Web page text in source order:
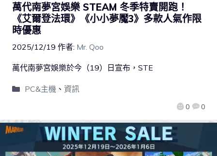
萬代南夢宮娛樂 STEAM 冬季特賣開跑！
《艾爾登法環》《小小夢魘3》多款人氣作限
時優惠
2025/12/19 作者: Mr. Qoo
0 0
萬代南夢宮娛樂於今（19）日宣布，STE
PC&主機 、 資訊